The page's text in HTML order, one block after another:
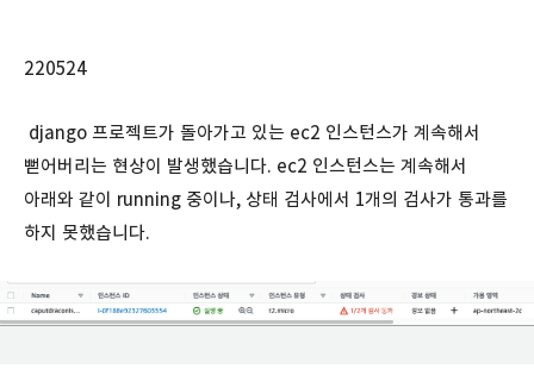
220524
django 프로젝트가 돌아가고 있는 ec2 인스턴스가 계속해서
뻗어버리는 현상이 발생했습니다. ec2 인스턴스는 계속해서
아래와 같이 running 중이나, 상태 검사에서 1개의 검사가 통과를
하지 못했습니다.